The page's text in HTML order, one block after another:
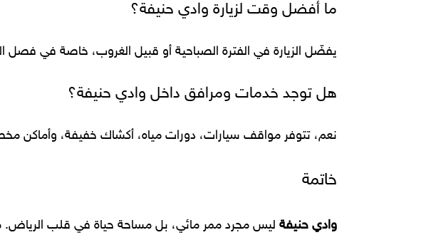
ما أفضل وقت لزيارة وادي حنيفة؟
يفضّل الزيارة في الفترة الصباحية أو قبيل الغروب، خاصة في فصل
هل توجد خدمات ومرافق داخل وادي حنيفة؟
نعم، تتوفر مواقف سيارات، دورات مياه، أكشاك خفيفة، وأماكن
خاتمة
وادي حنيفة ليس مجرد ممر مائي، بل مساحة حياة في قلب الرياض.